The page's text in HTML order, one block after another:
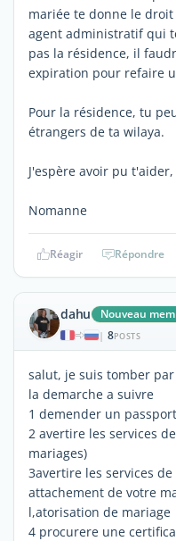
mariée te donne le
agent administratif qui
pas la résidence, il
expiration pour refaire
Pour la résidence, tu
étrangers de ta wilaya.
J'espère avoir pu t'aider,
Nomanne
Réagir Répondre
dahu Nouveau
| 8POSTS
salut, je suis tomber
la demarche a suivre
1 demender un
2 avertire les services
mariages)
3avertire les services
attachement de votre
l,atorisation de mariage
4 procurere une